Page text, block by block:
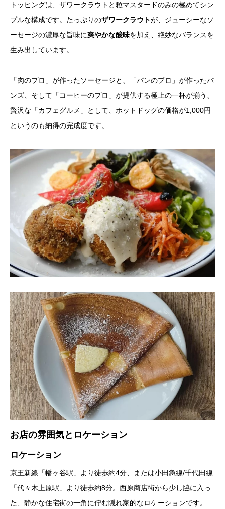
トッピングは、ザワークラウトと粒マスタードのみの極めてシン
プルな構成です。たっぷりのザワークラウトが、ジューシーなソ
ーセージの濃厚な旨味に爽やかな酸味を加え、絶妙なバランスを
生み出しています。
「肉のプロ」が作ったソーセージと、「パンのプロ」が作ったバ
ンズ、そして「コーヒーのプロ」が提供する極上の一杯が揃う、
贅沢な「カフェグルメ」として、ホットドッグの価格が1,000円
というのも納得の完成度です。
お店の雰囲気とロケーション
ロケーション
京王新線「幡ヶ谷駅」より徒歩約4分、または小田急線/千代田線
「代々木上原駅」より徒歩約8分。西原商店街から少し脇に入っ
た、静かな住宅街の一角に佇む隠れ家的なロケーションです。